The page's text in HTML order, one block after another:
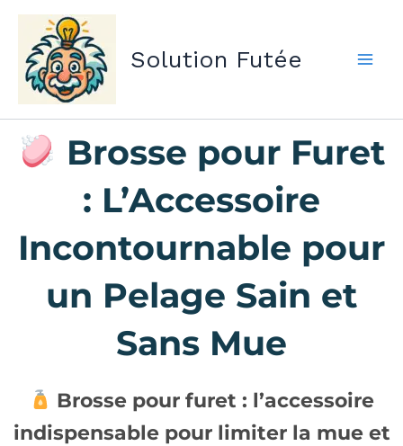
Aller
contenu
Solution Futée
Brosse pour Furet
: L’Accessoire
Incontournable pour
un Pelage Sain et
Sans Mue
Brosse pour furet : l’accessoire
indispensable pour limiter la mue et